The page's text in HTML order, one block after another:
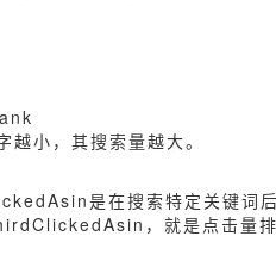
越小，其搜索量越大。
是在搜索特定关键词
，就是点击量